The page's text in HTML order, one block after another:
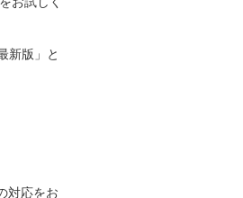
新版」と
対応をお